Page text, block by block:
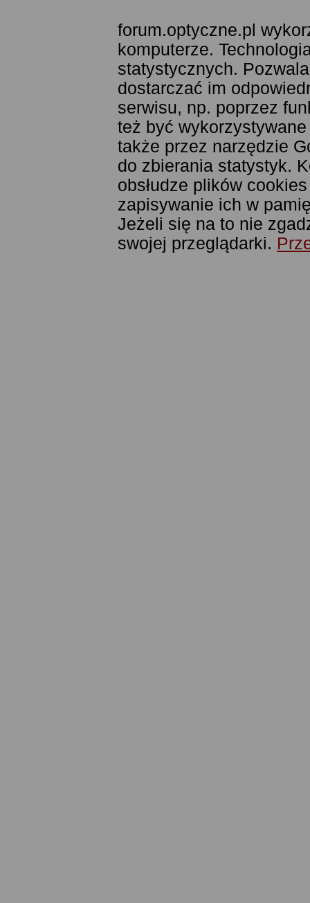
forum.optyczne.pl
komputerze.
statystycznych.
dostarczać im
serwisu, np. poprzez
też być
także przez narzędzie
do zbierania statystyk.
obsłudze plików
zapisywanie ich w
Jeżeli się na to nie
swojej przeglądarki.